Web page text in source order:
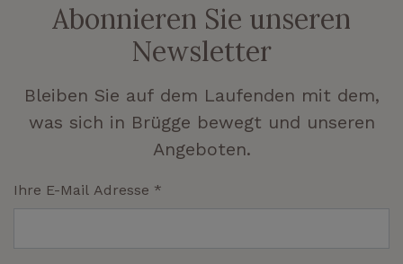
Abonnieren Sie unseren
Newsletter
Bleiben Sie auf dem Laufenden mit dem,
was sich in Brügge bewegt und unseren
Angeboten.
Ihre E-Mail Adresse *